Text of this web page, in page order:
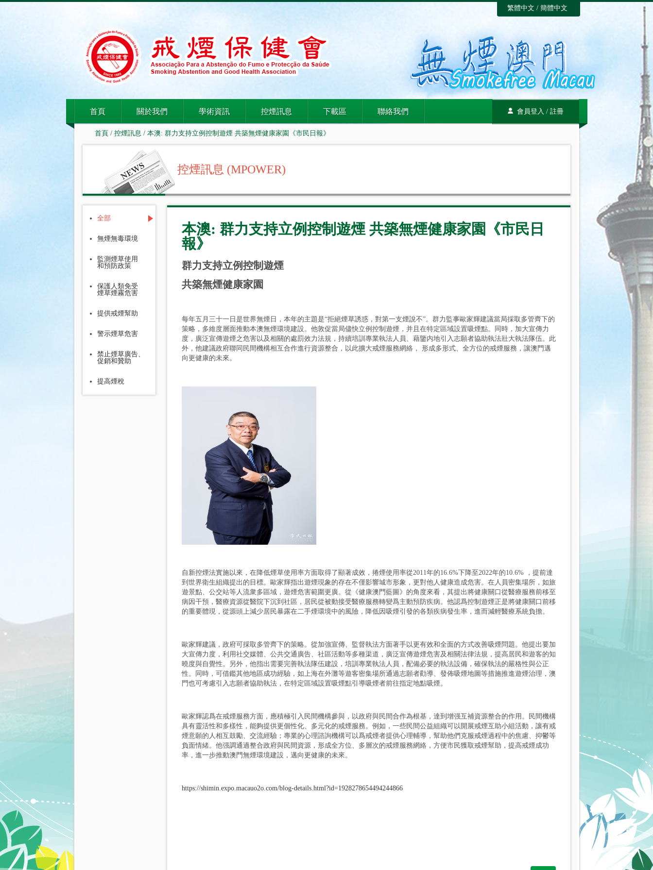
繁體中文 / 簡體中文
首頁 關於我們 學術資訊 控煙訊息 下載區 聯絡我們 會員登入 / 註冊
首頁 / 控煙訊息 / 本澳: 群力支持立例控制遊煙 共築無煙健康家園《市民日報》
控煙訊息 (MPOWER)
全部
無煙無毒環境
監測煙草使用
和預防政策
保護人類免受
煙草煙霧危害
提供戒煙幫助
警示煙草危害
禁止煙草廣告、
促銷和贊助
提高煙稅
本澳: 群力支持立例控制遊煙 共築無煙健康家園《市民日
報》
群力支持立例控制遊煙
共築無煙健康家園
每年五月三十一日是世界無煙日，本年的主題是“拒絕煙草誘惑，對第一支煙說不”。群力監事歐家輝建議當局採取多管齊下的
策略，多維度層面推動本澳無煙環境建設。他敦促當局儘快立例控制遊煙，并且在特定區域設置吸煙點。同時，加大宣傳力
度，廣泛宣傳遊煙之危害以及相關的處罰效力法規，持續培訓專業執法人員、藉鑒内地引入志願者協助執法壯大執法隊伍。此
外，他建議政府聯同民間機構相互合作進行資源整合，以此擴大戒煙服務網絡， 形成多形式、全方位的戒煙服務，讓澳門邁
向更健康的未來。
自新控煙法實施以來，在降低煙草使用率方面取得了顯著成效，捲煙使用率從2011年的16.6%下降至2022年的10.6% ，提前達
到世界衛生組織提出的目標。歐家輝指出遊煙現象的存在不僅影響城市形象，更對他人健康造成危害。在人員密集場所，如旅
遊景點、公交站等人流衆多區域，遊煙危害範圍更廣。從《健康澳門藍圖》的角度來看，其提出將健康關口從醫療服務前移至
病因干預，醫療資源從醫院下沉到社區，居民從被動接受醫療服務轉變爲主動預防疾病。他認爲控制遊煙正是將健康關口前移
的重要體現，從源頭上減少居民暴露在二手煙環境中的風險，降低因吸煙引發的各類疾病發生率，進而減輕醫療系統負擔。
歐家輝建議，政府可採取多管齊下的策略。從加強宣傳、監督執法方面著手以更有效和全面的方式改善吸煙問題。他提出要加
大宣傳力度，利用社交媒體、公共交通廣告、社區活動等多種渠道，廣泛宣傳遊煙危害及相關法律法規，提高居民和遊客的知
曉度與自覺性。另外，他指出需要完善執法隊伍建設，培訓專業執法人員，配備必要的執法設備，確保執法的嚴格性與公正
性。同時，可借鑑其他地區成功經驗，如上海在外灘等遊客密集場所通過志願者勸導、發佈吸煙地圖等措施推進遊煙治理，澳
門也可考慮引入志願者協助執法，在特定區域設置吸煙點引導吸煙者前往指定地點吸煙。
歐家輝認爲在戒煙服務方面，應積極引入民間機構參與，以政府與民間合作為根基，達到增强互補資源整合的作用。民間機構
具有靈活性和多樣性，能夠提供更個性化、多元化的戒煙服務。例如，一些民間公益組織可以開展戒煙互助小組活動，讓有戒
煙意願的人相互鼓勵、交流經驗；專業的心理諮詢機構可以爲戒煙者提供心理輔導，幫助他們克服戒煙過程中的焦慮、抑鬱等
負面情緒。他强調通過整合政府與民間資源，形成全方位、多層次的戒煙服務網絡，方便市民獲取戒煙幫助，提高戒煙成功
率，進一步推動澳門無煙環境建設，邁向更健康的未來。
https://shimin.expo.macauo2o.com/blog-details.html?id=1928278654494244866